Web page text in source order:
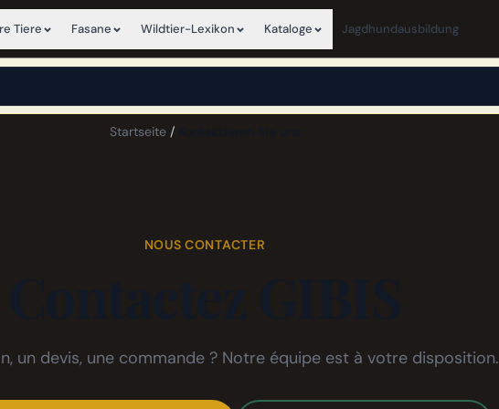
Tiere Fasane Wildtier-Lexikon Kataloge Jagdhundausbildung
Startseite /
NOUS CONTACTER
un devis, une commande ? Notre équipe est à votre disposition.